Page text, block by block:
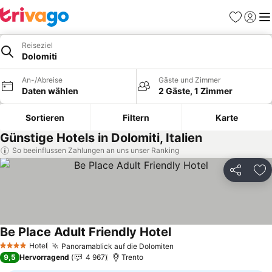
Favoriten
Reiseziel
Dolomiti
An-/Abreise
Daten wählen
Gäste und Zimmer
2 Gäste, 1 Zimmer
Sortieren Filtern Karte
Günstige Hotels in Dolomiti, Italien
So beeinflussen Zahlungen an uns unser Ranking
Teilen
4 Sterne Hotel Panoramablick auf die Dolomiten
Be Place Adult Friendly Hotel
9,5 Hervorragend 4 967 Trento